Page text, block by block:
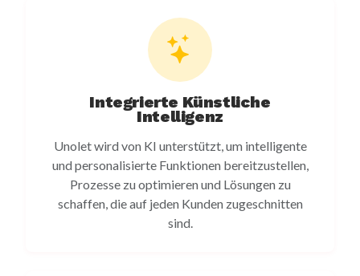
Integrierte Künstliche
Intelligenz
Unolet wird von KI unterstützt, um intelligente
und personalisierte Funktionen bereitzustellen,
Prozesse zu optimieren und Lösungen zu
schaffen, die auf jeden Kunden zugeschnitten
sind.